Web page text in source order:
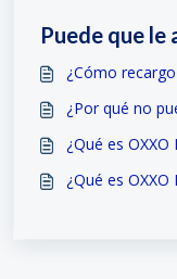
Puede que le
¿Cómo
¿Por qué no
¿Qué es
¿Qué es